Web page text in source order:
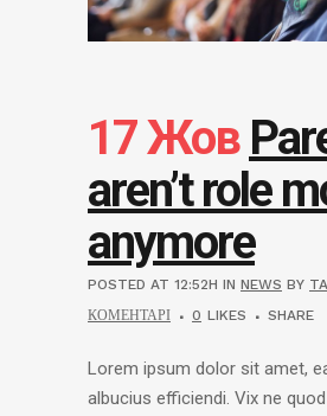
17 Жов
aren’t role
anymore
POSTED AT 12:52H IN NEWS BY
КОМЕНТАРІ
0 LIKES SHARE
Lorem ipsum dolor sit amet,
albucius efficiendi. Vix ne